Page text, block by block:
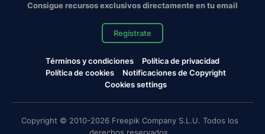
Consigue recursos exclusivos directamente en tu email
Regístrate
Términos y condiciones
Política de privacidad
Política de cookies
Notificaciones de Copyright
Cookies settings
Copyright © 2010-2026 Freepik Company S.L.U. Todos los